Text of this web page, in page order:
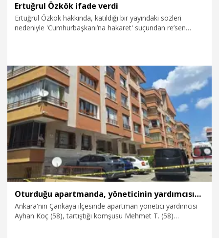
Ertuğrul Özkök ifade verdi
Ertuğrul Özkök hakkında, katıldığı bir yayındaki sözleri
nedeniyle 'Cumhurbaşkanı’na hakaret' suçundan re’sen
6.08.2026 Gündem
Oturduğu apartmanda, yöneticinin yardımcısını öldürdü
Ankara'nın Çankaya ilçesinde apartman yönetici yardımcısı
Ayhan Koç (58), tartıştığı komşusu Mehmet T. (58)